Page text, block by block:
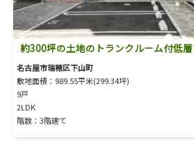
約300坪の土地のトランクルーム付低
名古屋市瑞穂区下山町
敷地面積：989.55平米(299.34坪)
9戸
2LDK
階数：3階建て